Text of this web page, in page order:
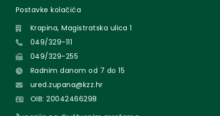
Postavke kolačića
Krapina, Magistratska ulica 1
049/329-111
049/329-255
Radnim danom od 7 do 15
ured.zupana@kzz.hr
OIB: 20042466298